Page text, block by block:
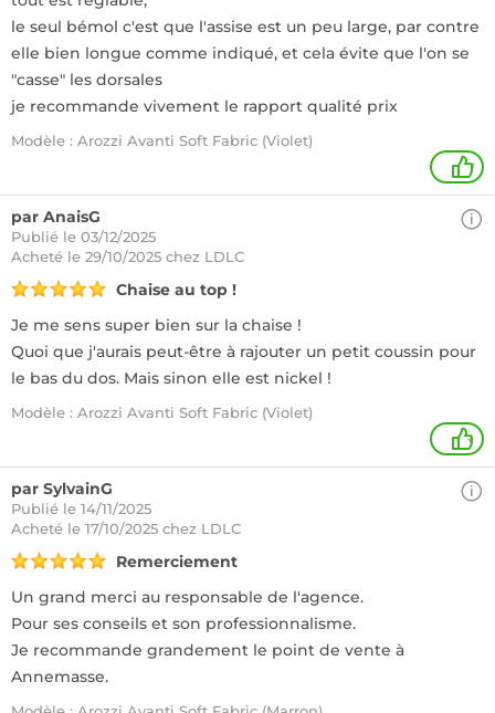
le seul bémol c'est que l'assise est un peu large, par contre
elle bien longue comme indiqué, et cela évite que l'on se
"casse" les dorsales
je recommande vivement le rapport qualité prix
Modèle : Arozzi Avanti Soft Fabric (Violet)
1
par AnaisG
Publié le 03/12/2025
Acheté le 29/10/2025 chez LDLC
Chaise au top !
Je me sens super bien sur la chaise !
Quoi que j'aurais peut-être à rajouter un petit coussin pour
le bas du dos. Mais sinon elle est nickel !
Modèle : Arozzi Avanti Soft Fabric (Violet)
+
par SylvainG
Publié le 14/11/2025
Acheté le 17/10/2025 chez LDLC
Remerciement
Un grand merci au responsable de l'agence.
Pour ses conseils et son professionnalisme.
Je recommande grandement le point de vente à
Annemasse.